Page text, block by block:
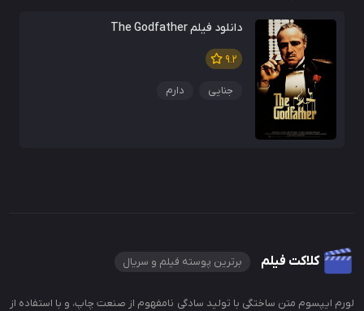
دانلود فیلم The Godfather
9.2
جنایی دارم
کلاکت فیلم برترین پوسته فیلم و سریال
لورم ایپسوم متن ساختگی با تولید سادگی نامفهوم از صنعت چاپ، و با استفاده از